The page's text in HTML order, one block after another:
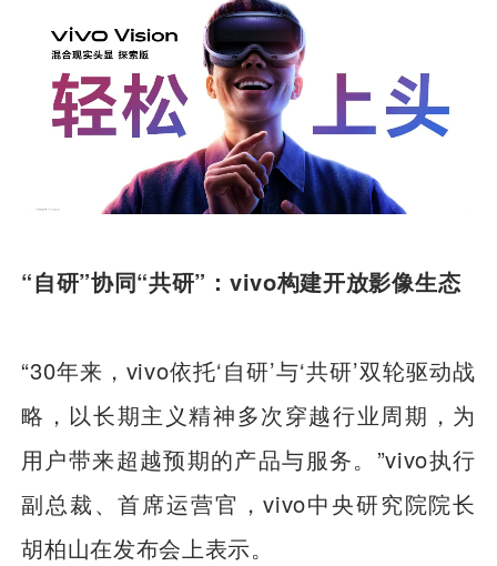
“自研”协同“共研”：vivo构建开放影像生态
“30年来，vivo依托‘自研’与‘共研’双轮驱动战
略，以长期主义精神多次穿越行业周期，为
用户带来超越预期的产品与服务。”vivo执行
副总裁、首席运营官，vivo中央研究院院长
胡柏山在发布会上表示。